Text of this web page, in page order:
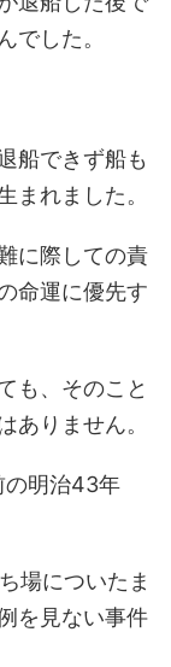
でした。
船できず船も
まれました。
に際しての責
命運に優先す
も、そのこと
ありません。
の明治43年
場についたま
を見ない事件